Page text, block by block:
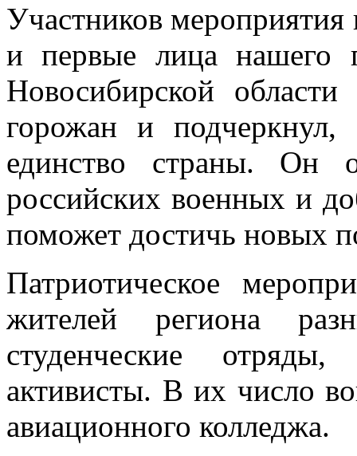
Участников мероприятия
и первые лица нашего
Новосибирской
горожан и подчеркнул,
единство страны. Он
российских военных и
поможет достичь новых
Патриотическое
жителей региона
студенческие отряды,
активисты. В их число
авиационного колледжа.